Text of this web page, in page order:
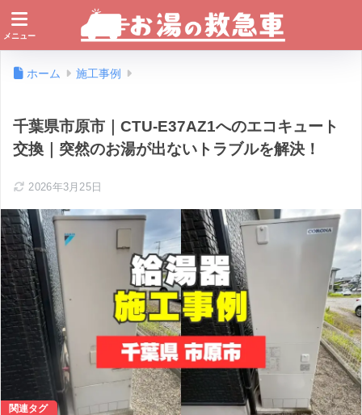
ホーム 施工事例
千葉県市原市｜CTU-E37AZ1へのエコキュート
交換｜突然のお湯が出ないトラブルを解決！
2026年3月25日